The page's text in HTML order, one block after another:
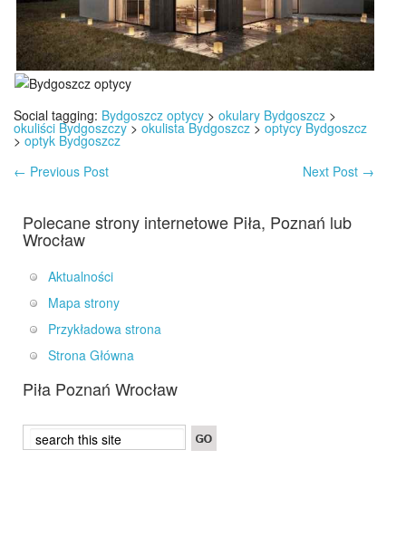
Social tagging: Bydgoszcz optycy > okulary Bydgoszcz >
okuliści Bydgoszczy> okulista Bydgoszcz > optycy Bydgoszcz
> optyk Bydgoszcz
← Previous Post Next Post →
Polecane strony internetowe Piła, Poznań lub
Wrocław
Aktualności
Mapa strony
Przykładowa strona
Strona Główna
Piła Poznań Wrocław